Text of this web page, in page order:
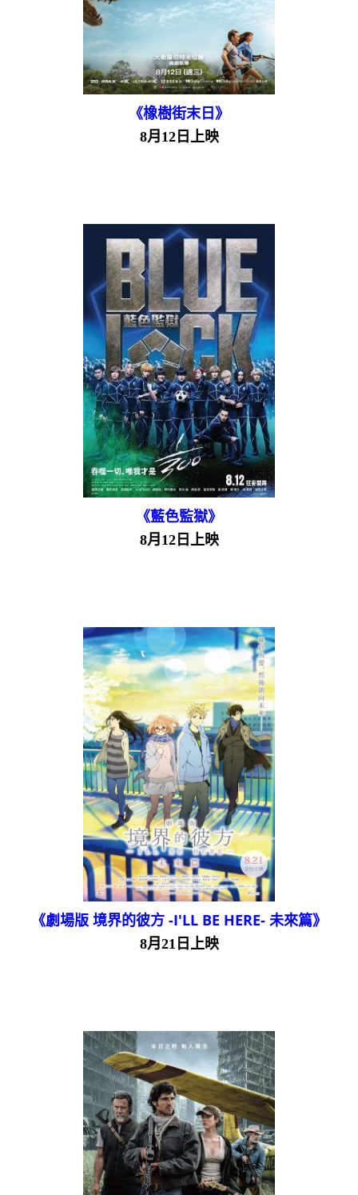
《橡樹街末日》
8月12日上映
《藍色監獄》
8月12日上映
《劇場版 境界的彼方 -I'LL BE HERE- 未來篇》
8月21日上映